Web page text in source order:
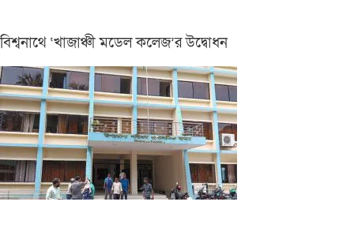
বিশ্বনাথে ‘খাজাঞ্চী মডেল কলেজ’র উদ্বোধন